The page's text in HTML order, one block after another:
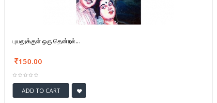
புயலுக்குள் ஒரு தென்றல்...
150.00
ADD TO CART